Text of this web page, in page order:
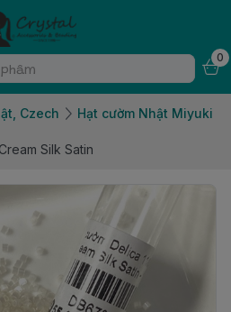
0
Czech
Hạt cườm Nhật Miyuki
Silk Satin